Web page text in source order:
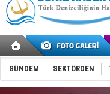
GÜNDEM SEKTÖRDEN